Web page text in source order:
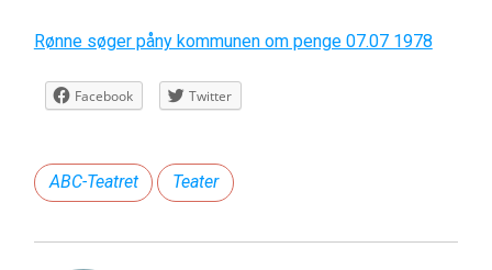
Rønne søger påny kommunen om penge 07.07 1978
Facebook Twitter
ABC-Teatret Teater